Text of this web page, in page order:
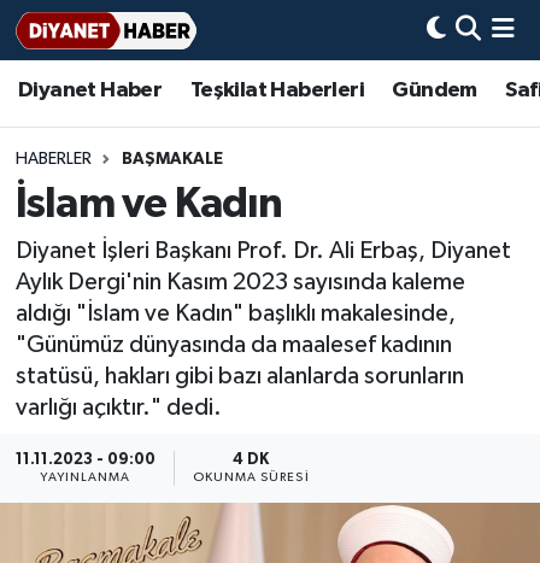
Diyanet Haber Teşkilat Haberleri Gündem
HABERLER BAŞMAKALE
İslam ve Kadın
Diyanet İşleri Başkanı Prof. Dr. Ali Erbaş, Diyanet
Aylık Dergi'nin Kasım 2023 sayısında kaleme
aldığı "İslam ve Kadın" başlıklı makalesinde,
"Günümüz dünyasında da maalesef kadının
statüsü, hakları gibi bazı alanlarda sorunların
varlığı açıktır." dedi.
11.11.2023 - 09:00
YAYINLANMA
4 DK
OKUNMA SÜRESI
Diyanet Haber
Teşkilat Haberleri
Adana Müftülüğü
Adıyaman Müftülüğü
Afyonkarahisar Müftülüğü
Ağrı Müftülüğü
Aksaray Müftülüğü
Amasya Müftülüğü
Ankara Müftülüğü
Antalya Müftülüğü
Gündem
#Keşfet
Bir Ayet
Bir Hikaye
Biyografiler
Dini kavramlar
Diyanet Bilgi
Diyanet Takvimi
Dualar
Hadislerle İslam
Basında Bugün
DİYANET eKİTAP
Diyanet Dergi
Aile Dergisi
Aylık Dergi
İmam Hatip Okulları
Başmakale
Hadis-i Şerifler
Hayat Okumaları
Nöbetçi Eczaneler
Hava Durumu
Ankara Namaz Vakitleri
Trafik Durumu
Süper Lig Puan Durumu ve Fikstür
Tüm Manşetler
Son Dakika Haberleri
Haber Arşivi